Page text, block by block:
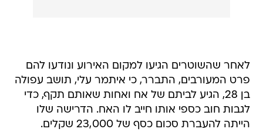
לאחר שהשוטרים הגיעו למקום האירוע ונודעו להם
פרט המעורבים, התברר, כי איתמר עלי, תושב עפולה
בן 28, הגיע לביתם של אח ואחות שאותם תקף, כדי
לגבות חוב כספי אותו חייב לו האח. הדרישה שלו
הייתה להעברת סכום כסף של 23,000 שקלים.